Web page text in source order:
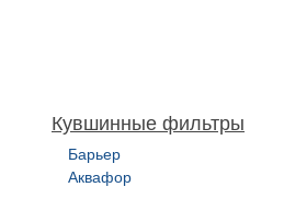
Кувшинные фильтры
Барьер
Аквафор